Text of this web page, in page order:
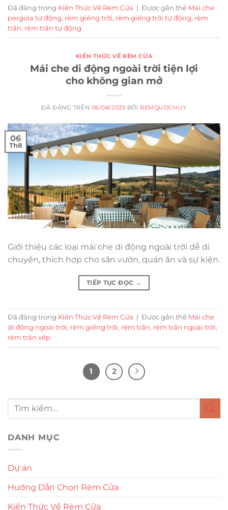
Đã đăng trong Kiến Thức Về Rèm Cửa | Được gắn thẻ Mái che
pergola tự động, rèm giếng trời, rèm giếng trời tự động, rèm
trần, rèm trần tự động
KIẾN THỨC VỀ RÈM CỬA
Mái che di động ngoài trời tiện lợi
cho không gian mở
ĐÃ ĐĂNG TRÊN 06/08/2025 BỞI REMQUOCHUY
06
Th8
Giới thiệu các loại mái che di động ngoài trời dễ di
chuyển, thích hợp cho sân vườn, quán ăn và sự kiện.
TIẾP TỤC ĐỌC →
Đã đăng trong Kiến Thức Về Rèm Cửa | Được gắn thẻ Mái che
di động ngoài trời, rèm giếng trời, rèm trần, rèm trần ngoài trời,
rèm trần xếp
1 2
DANH MỤC
Dự án
Hướng Dẫn Chọn Rèm Cửa
Kiến Thức Về Rèm Cửa